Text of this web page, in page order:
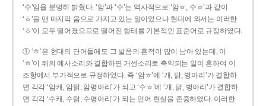
‘수’임을 분명히 밝혔다. ‘암’과 ‘수’는 역사적으로 ‘암ㅎ, 수ㅎ’과 같이
‘ㅎ’을 맨 마지막 음으로 가지고 있는 말이었으나 현대에 와서는 이러한
‘ㅎ’이 모두 떨어졌으므로 떨어진 형태를 기본적인 표준어로 규정하였다.
① ‘ㅎ’은 현대의 단어들에도 그 발음의 흔적이 많이 남아 있는데, 이
‘ㅎ’이 뒤의 예사소리와 결합하면 거센소리로 축약되는 일이 흔하여 이
조항에서 부가적으로 규정하였다. 즉 ‘암ㅎ’에 ‘개, 닭, 병아리’가 결합하
면 각각 ‘암캐, 암탉, 암평아리’가 되고 ‘수ㅎ’에 ‘개, 닭, 병아리’가 결합하
면 각각 ‘수캐, 수탉, 수평아리’가 되는 언어 현실을 존중하였다. 이러한